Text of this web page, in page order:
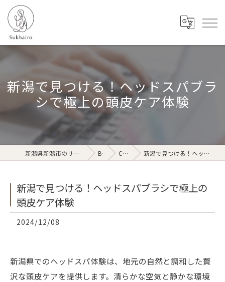
新潟で見つける！ヘッドスパブラ
シで極上の頭皮ケア体験
新潟県新潟市のリラクゼーションならSukhairo Blog Column 新潟で見つける！ヘッドスパブラシで極上の頭皮ケア体験
新潟で見つける！ヘッドスパブラシで極上の
頭皮ケア体験
2024/12/08
新潟県でのヘッドスパ体験は、地元の自然と調和した贅
沢な頭皮ケアを提供します。清らかな空気と静かな環境